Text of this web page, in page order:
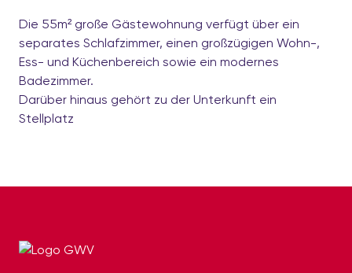
Die 55m² große Gästewohnung verfügt über ein
separates Schlafzimmer, einen großzügigen Wohn-,
Ess- und Küchenbereich sowie ein modernes
Badezimmer.
Darüber hinaus gehört zu der Unterkunft ein
Stellplatz